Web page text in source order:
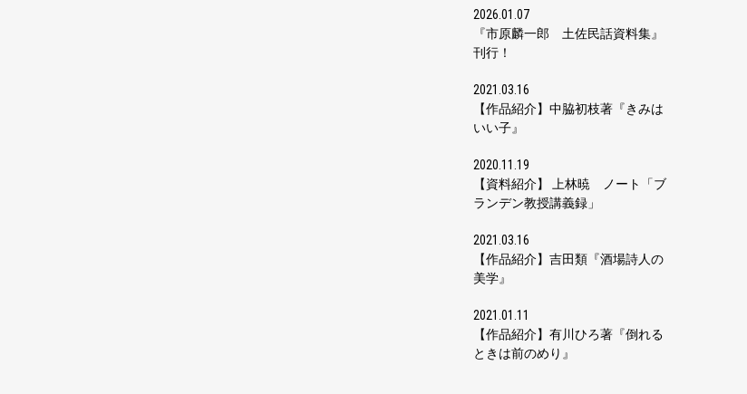
2026.01.07
『市原麟一郎 土佐民話資料集』
刊行！
2021.03.16
【作品紹介】中脇初枝著『きみは
いい子』
2020.11.19
【資料紹介】 上林暁 ノート「ブ
ランデン教授講義録」
2021.03.16
【作品紹介】吉田類『酒場詩人の
美学』
2021.01.11
【作品紹介】有川ひろ著『倒れる
ときは前のめり』